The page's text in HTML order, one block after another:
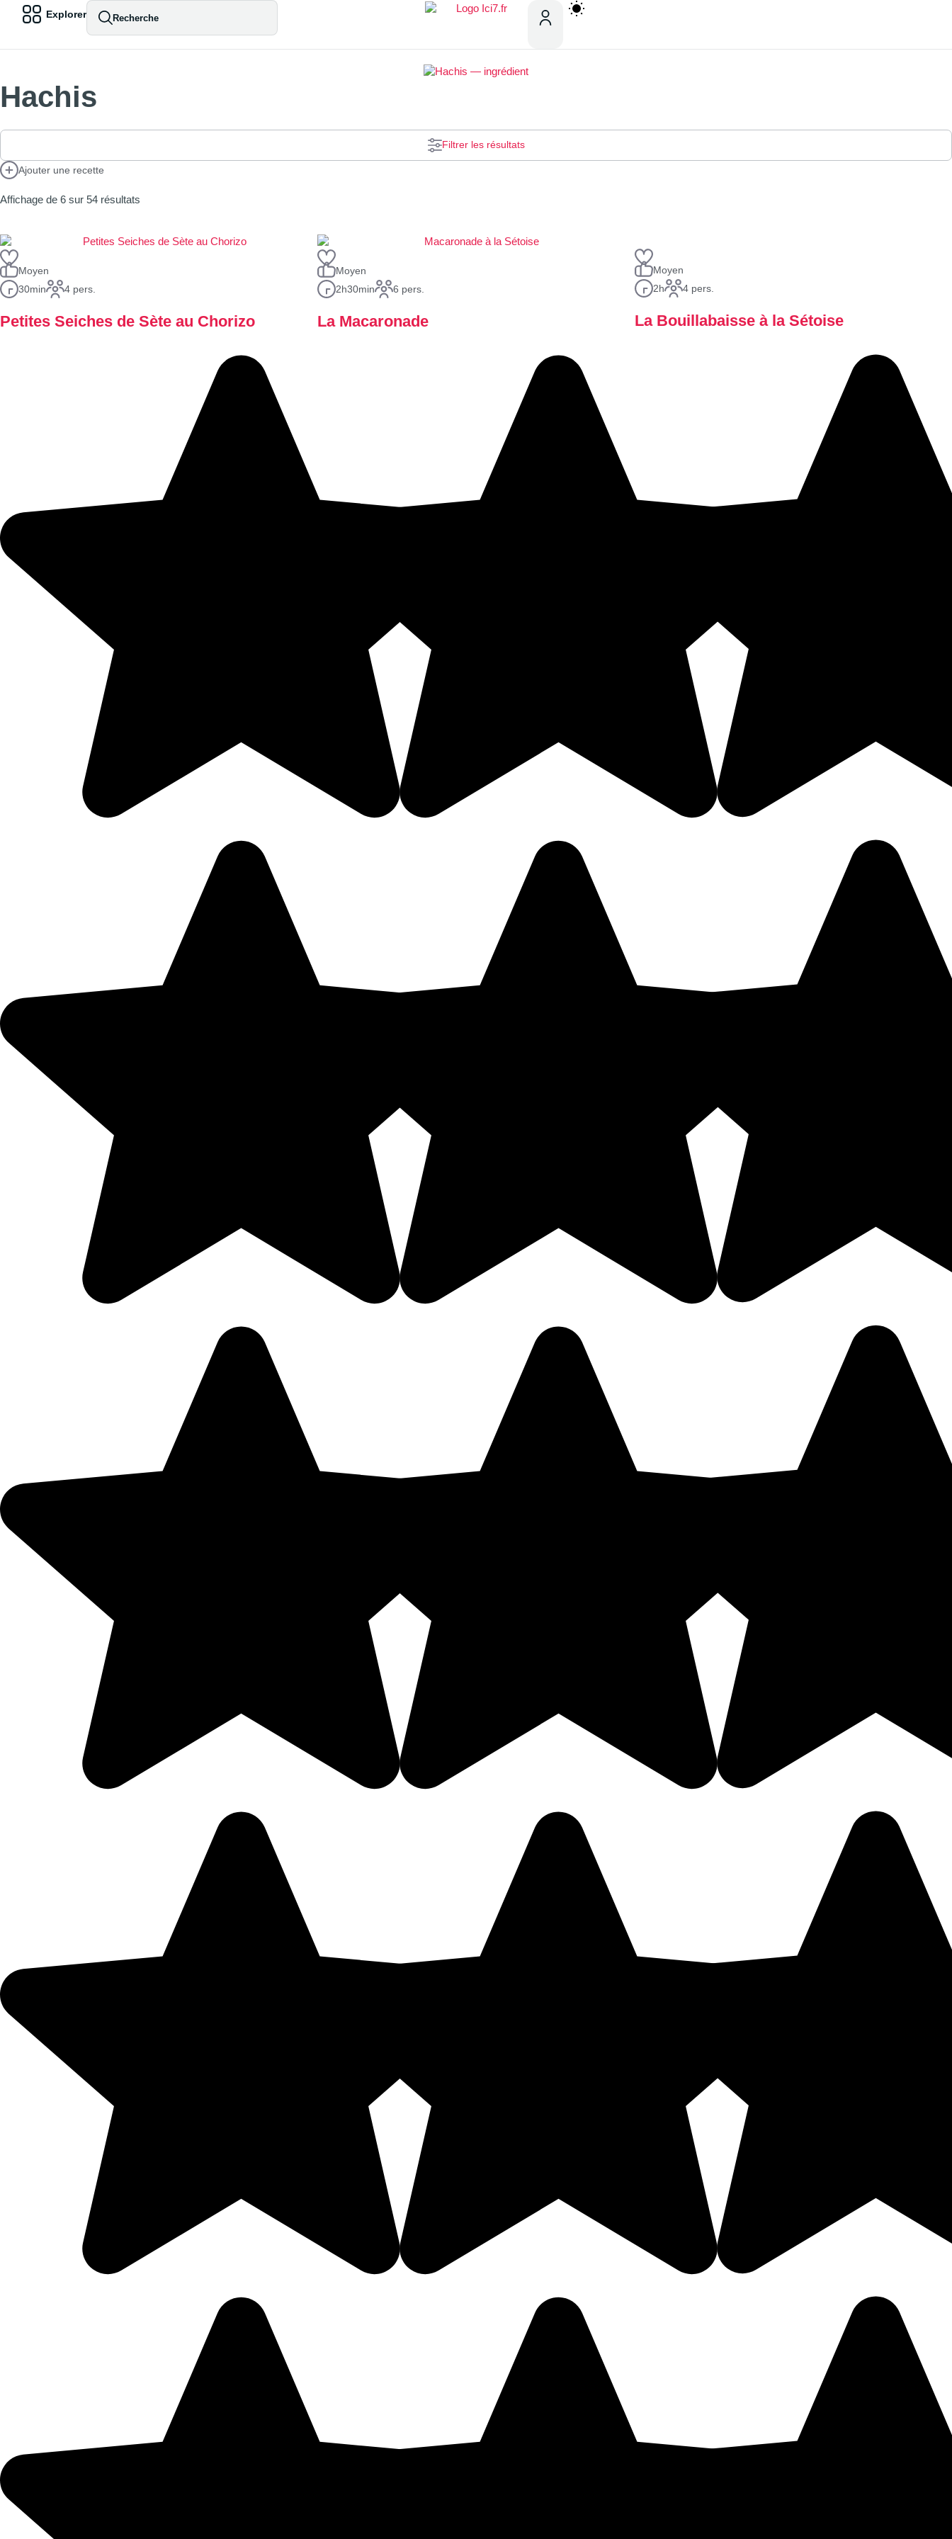
Explorer Recherche
Hachis
Filtrer les résultats
Ajouter une recette
Affichage de 6 sur 54 résultats
Moyen
30min
4 pers.
Petites Seiches de Sète au Chorizo
Moyen
2h30min
6 pers.
La Macaronade
Moyen
2h
4 pers.
La Bouillabaisse à la Sétoise